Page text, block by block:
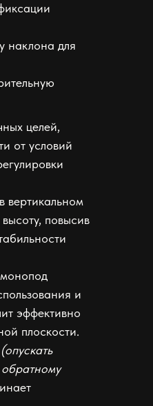
наклона для
целей,
от условий
вертикальном
повысив
и
эффективно
плоскости.